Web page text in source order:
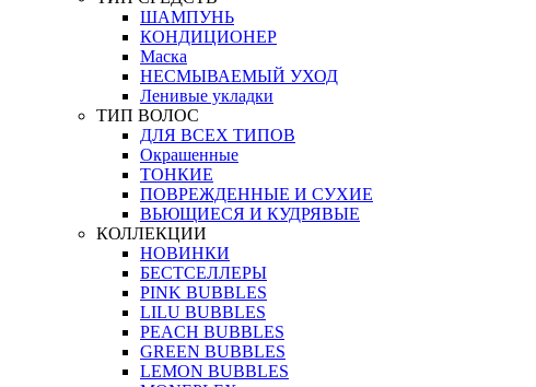
ШАМПУНЬ
КОНДИЦИОНЕР
Маска
НЕСМЫВАЕМЫЙ УХОД
Ленивые укладки
ТИП ВОЛОС
ДЛЯ ВСЕХ ТИПОВ
Окрашенные
ТОНКИЕ
ПОВРЕЖДЕННЫЕ И СУХИЕ
ВЬЮЩИЕСЯ И КУДРЯВЫЕ
КОЛЛЕКЦИИ
НОВИНКИ
БЕСТСЕЛЛЕРЫ
PINK BUBBLES
LILU BUBBLES
PEACH BUBBLES
GREEN BUBBLES
LEMON BUBBLES